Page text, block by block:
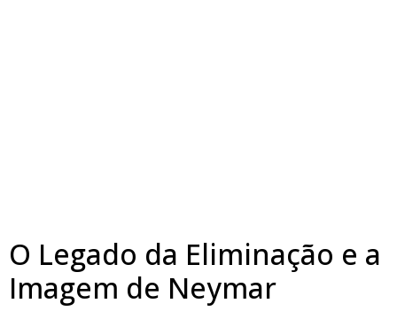
O Legado da Eliminação e a
Imagem de Neymar